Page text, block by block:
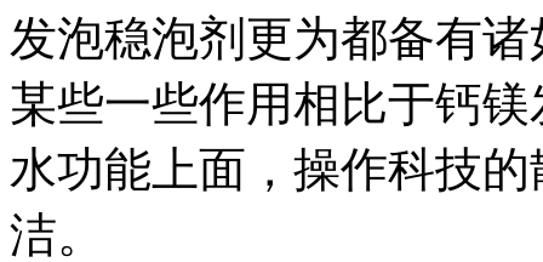
发泡稳泡剂更为都备有
某些一些作用相比于钙
水功能上面，操作科技
洁。